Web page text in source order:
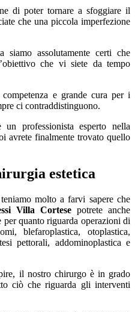
di poter tornare a sfoggiare il
che una piccola imperfezione
siamo assolutamente certi che
che vi siete da tempo
competenza e grande cura per i
ci contraddistinguono.
professionista esperto nella
avrete finalmente trovato quello
estetica
molto a farvi sapere che
Villa Cortesepotrete anche
quanto riguarda operazioni di
blefaroplastica, otoplastica,
pettorali, addominoplastica e
il nostro chirurgo è in grado
ciò che riguarda gli interventi